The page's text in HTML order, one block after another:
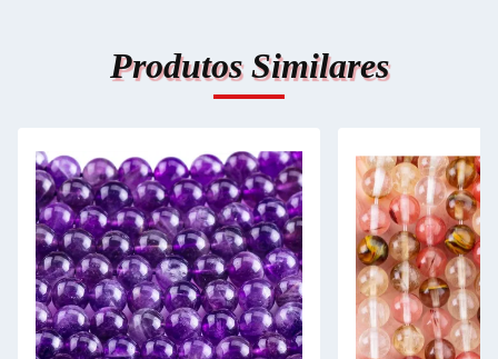
Produtos Similares